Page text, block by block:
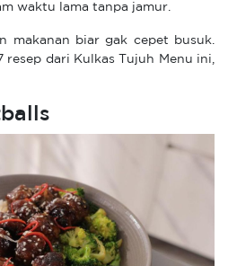
waktu lama tanpa jamur.
makanan biar gak cepet busuk.
resep dari Kulkas Tujuh Menu ini,